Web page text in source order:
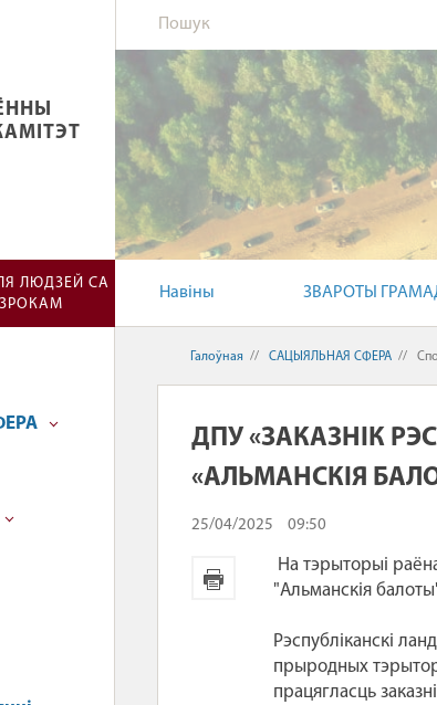
ВЫКАНАЎЧЫ КАМІТЭТ
ЛЮДЗЕЙ СА
Навіны ЗВАРОТЫ
Галоўная // САЦЫЯЛЬНАЯ СФЕРА //
ДПУ «ЗАКАЗНІК
«АЛЬМАНСКІЯ
25/04/2025 09:50
На тэрыторыі
"Альманскія
Рэспубліканскі
прыродных
працягласць